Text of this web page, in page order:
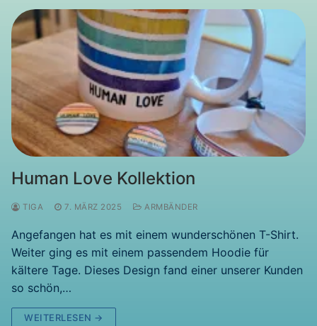
Human Love Kollektion
TIGA 7. MÄRZ 2025 ARMBÄNDER
Angefangen hat es mit einem wunderschönen T-Shirt.
Weiter ging es mit einem passendem Hoodie für
kältere Tage. Dieses Design fand einer unserer Kunden
so schön,…
WEITERLESEN →